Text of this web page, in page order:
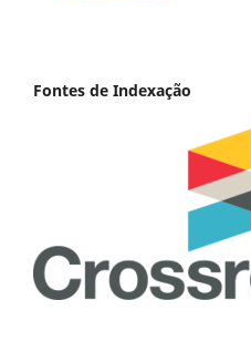
Fontes de Indexação